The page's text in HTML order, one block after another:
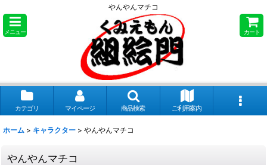
やんやんマチコ
メニュー カート
カテゴリ マイページ 商品検索 ご利用案内
ホーム > キャラクター > やんやんマチコ
やんやんマチコ